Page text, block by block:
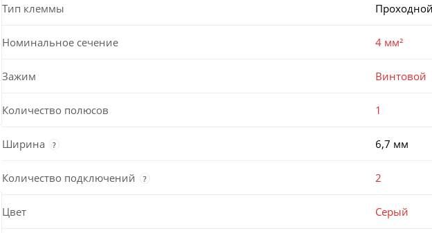
Тип клеммы
Номинальное сечение 4 мм²
Зажим Винтовой
Количество полюсов 1
Ширина ? 6,7 мм
Количество подключений ? 2
Цвет Серый